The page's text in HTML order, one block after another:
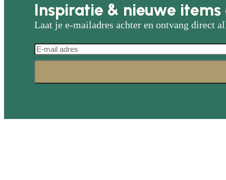
Inspiratie & nieuwe
Laat je e-mailadres achter en ontvang direct